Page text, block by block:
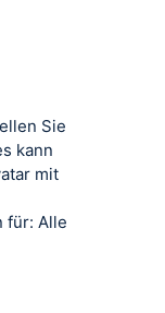
Sie
kann
mit
für: Alle